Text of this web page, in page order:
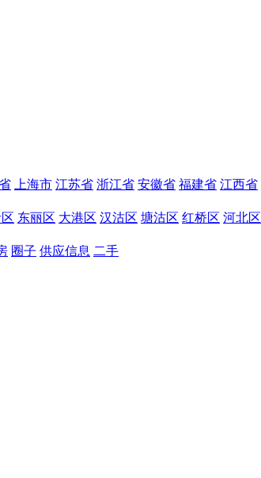
上海市 江苏省 浙江省 安徽省 福建省 江西省
东丽区 大港区 汉沽区 塘沽区 红桥区 河北区
圈子 供应信息 二手